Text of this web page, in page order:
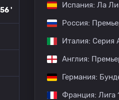
56 '
Испания: Ла
Россия:
Италия: Серия
Англия:
Германия:
Франция: Лига